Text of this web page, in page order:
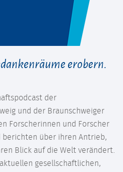
erobern.
der
und der Braunschweiger
Forscherinnen und Forscher
berichten über ihren Antrieb,
Blick auf die Welt verändert.
gesellschaftlichen,